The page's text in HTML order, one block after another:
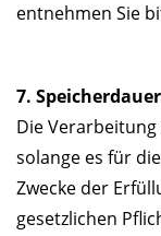
entnehmen Sie
7.
Die
solange es für
Zwecke der
gesetzlichen